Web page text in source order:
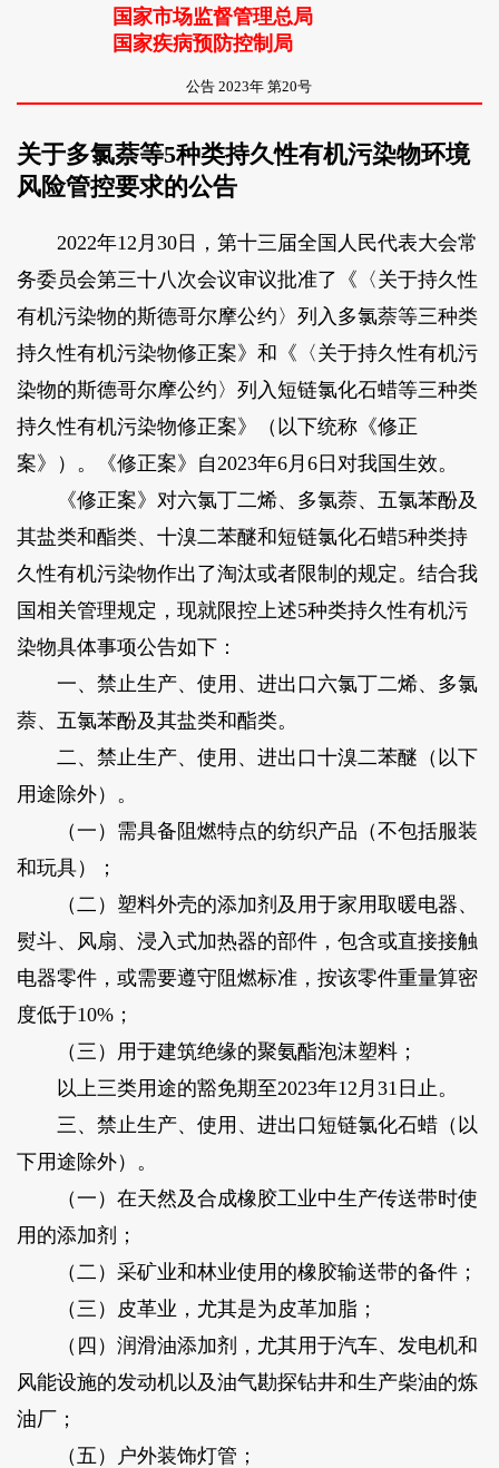
国家市场监督管理总局
国家疾病预防控制局
公告 2023年 第20号
关于多氯萘等5种类持久性有机污染物环境
风险管控要求的公告
2022年12月30日，第十三届全国人民代表大会常
务委员会第三十八次会议审议批准了《〈关于持久性
有机污染物的斯德哥尔摩公约〉列入多氯萘等三种类
持久性有机污染物修正案》和《〈关于持久性有机污
染物的斯德哥尔摩公约〉列入短链氯化石蜡等三种类
持久性有机污染物修正案》（以下统称《修正
案》）。《修正案》自2023年6月6日对我国生效。
《修正案》对六氯丁二烯、多氯萘、五氯苯酚及
其盐类和酯类、十溴二苯醚和短链氯化石蜡5种类持
久性有机污染物作出了淘汰或者限制的规定。结合我
国相关管理规定，现就限控上述5种类持久性有机污
染物具体事项公告如下：
一、禁止生产、使用、进出口六氯丁二烯、多氯
萘、五氯苯酚及其盐类和酯类。
二、禁止生产、使用、进出口十溴二苯醚（以下
用途除外）。
（一）需具备阻燃特点的纺织产品（不包括服装
和玩具）；
（二）塑料外壳的添加剂及用于家用取暖电器、
熨斗、风扇、浸入式加热器的部件，包含或直接接触
电器零件，或需要遵守阻燃标准，按该零件重量算密
度低于10%；
（三）用于建筑绝缘的聚氨酯泡沫塑料；
以上三类用途的豁免期至2023年12月31日止。
三、禁止生产、使用、进出口短链氯化石蜡（以
下用途除外）。
（一）在天然及合成橡胶工业中生产传送带时使
用的添加剂；
（二）采矿业和林业使用的橡胶输送带的备件；
（三）皮革业，尤其是为皮革加脂；
（四）润滑油添加剂，尤其用于汽车、发电机和
风能设施的发动机以及油气勘探钻井和生产柴油的炼
油厂；
（五）户外装饰灯管；